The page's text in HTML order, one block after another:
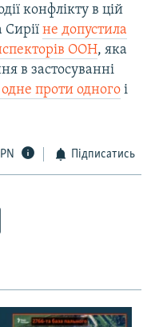
конфлікту в цій
Сирії не допустила
ООН, яка
в застосуванні
проти одного і
Підписатись